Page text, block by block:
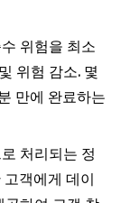
위험을 최소
위험 감소. 몇
만에 완료하는
처리되는 정
객에게 데이